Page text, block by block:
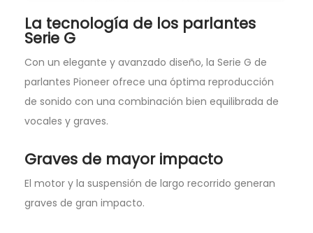
La tecnología de los parlantes
Serie G
Con un elegante y avanzado diseño, la Serie G de
parlantes Pioneer ofrece una óptima reproducción
de sonido con una combinación bien equilibrada de
vocales y graves.
Graves de mayor impacto
El motor y la suspensión de largo recorrido generan
graves de gran impacto.